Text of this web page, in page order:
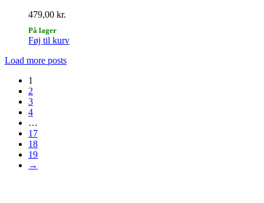
479,00 kr.
På lager
Føj til kurv
Load more posts
1
2
3
4
…
17
18
19
→